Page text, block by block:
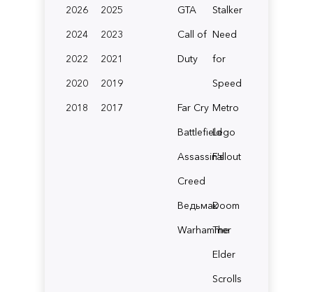
2026
2025
2024
2023
2022
2021
2020
2019
2018
2017
GTA
Stalker
Call of
Duty
Need
for
Speed
Far Cry Metro
BattlefieldLego
Assassin's
Creed
Fallout
ВедьмакDoom
Warhammer
The
Elder
Scrolls